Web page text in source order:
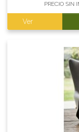
PRECIO SIN
Ver